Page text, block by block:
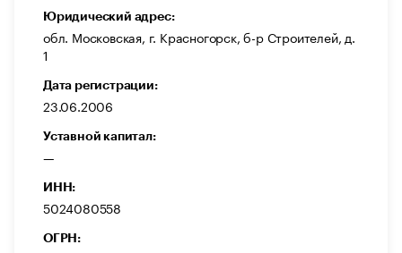
Юридический адрес:
обл. Московская, г. Красногорск, б-р Строителей, д.
1
Дата регистрации:
23.06.2006
Уставной капитал:
—
ИНН:
5024080558
ОГРН: